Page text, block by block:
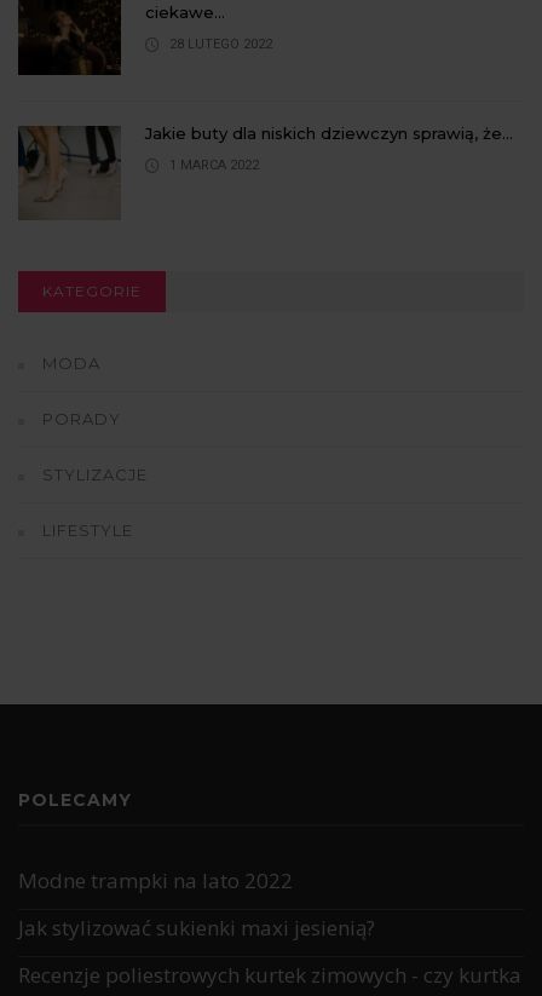
ciekawe...
28 LUTEGO 2022
Jakie buty dla niskich dziewczyn sprawią, że...
1 MARCA 2022
KATEGORIE
MODA
PORADY
STYLIZACJE
LIFESTYLE
POLECAMY
Modne trampki na lato 2022
Jak stylizować sukienki maxi jesienią?
Recenzje poliestrowych kurtek zimowych - czy kurtka